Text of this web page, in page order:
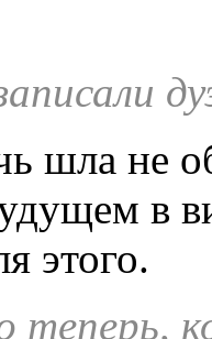
шла не
в
этого.
теперь,